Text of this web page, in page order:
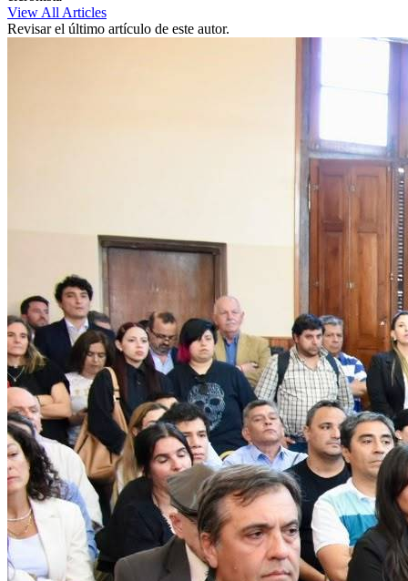
View All Articles
Revisar el último artículo de este autor.